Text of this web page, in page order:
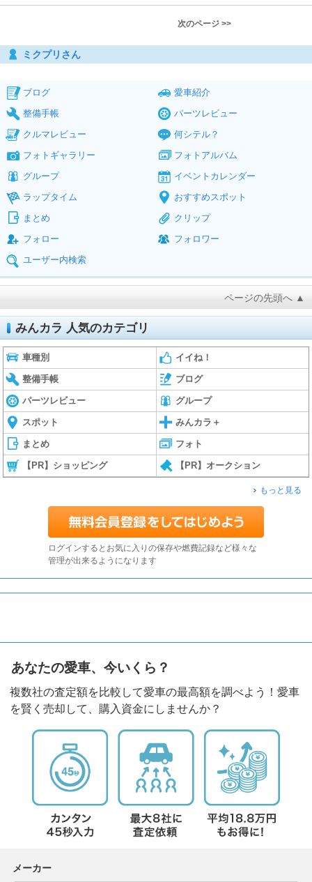
次のページ >>
ミクプリさん
ブログ
愛車紹介
整備手帳
パーツレビュー
クルマレビュー
何シテル？
フォトギャラリー
フォトアルバム
グループ
イベントカレンダー
ラップタイム
おすすめスポット
まとめ
クリップ
フォロー
フォロワー
ユーザー内検索
ページの先頭へ ▲
みんカラ 人気のカテゴリ
車種別 イイね！
整備手帳 ブログ
パーツレビュー グループ
スポット みんカラ＋
まとめ フォト
【PR】ショッピング 【PR】オークション
もっと見る
ログインするとお気に入りの保存や燃費記録など様々な
管理が出来るようになります
あなたの愛車、今いくら？
複数社の査定額を比較して愛車の最高額を調べよう！愛車
を賢く売却して、購入資金にしませんか？
メーカー